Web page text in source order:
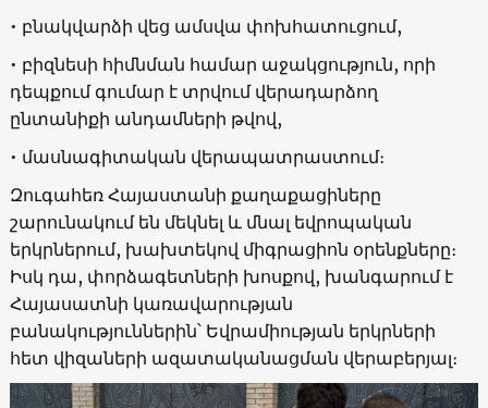
• բնակվարձի վեց ամսվա փոխհատուցում,
• բիզնեսի հիմնման համար աջակցություն, որի
դեպքում գումար է տրվում վերադարձող
ընտանիքի անդամների թվով,
• մասնագիտական վերապատրաստում։
Զուգահեռ Հայաստանի քաղաքացիները
շարունակում են մեկնել և մնալ եվրոպական
երկրներում, խախտեկով միգրացիոն օրենքները։
Իսկ դա, փորձագետների խոսքով, խանգարում է
Հայասատնի կառավարության
բանակություններին՝ Եվրամիության երկրների
հետ վիզաների ազատականացման վերաբերյալ։